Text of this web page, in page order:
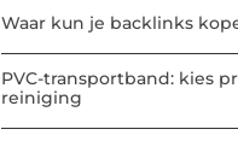
Waar kun je backlinks
PVC-transportband: kies
reiniging